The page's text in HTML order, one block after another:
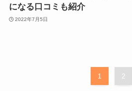
になる口コミも紹介
2022年7月5日
1 2